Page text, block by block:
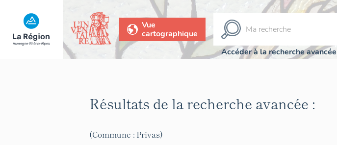
Vue
cartographique
Accéder à la recherche avancée
Résultats de la recherche avancée :
(Commune : Privas)